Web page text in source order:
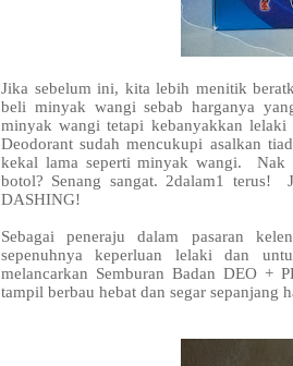
Jika sebelum ini, kita lebih menitik
beli minyak wangi sebab harganya
minyak wangi tetapi kebanyakkan lelaki
Deodorant sudah mencukupi asalkan
kekal lama seperti minyak wangi. Nak
botol? Senang sangat. 2dalam1 terus!
DASHING!
Sebagai peneraju dalam pasaran
sepenuhnya keperluan lelaki dan
melancarkan Semburan Badan DEO +
tampil berbau hebat dan segar sepanjang